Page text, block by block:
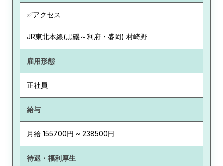
✅アクセス
JR東北本線(黒磯～利府・盛岡) 村崎野
雇用形態
正社員
給与
月給 155700円 ~ 238500円
待遇・福利厚生